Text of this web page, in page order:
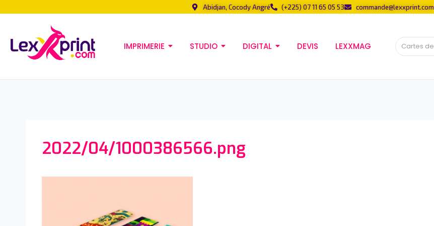
Abidjan, Cocody Angré (+225) 07 11 65 05 53 commande@lexxprint.com
IMPRIMERIE STUDIO DIGITAL DEVIS LEXXMAG
2022/04/1000386566.png